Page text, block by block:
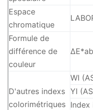
Espace
chromatique
Formule de
différence de
couleur
D'autres indexs
colorimétriques
WI
YI
Index